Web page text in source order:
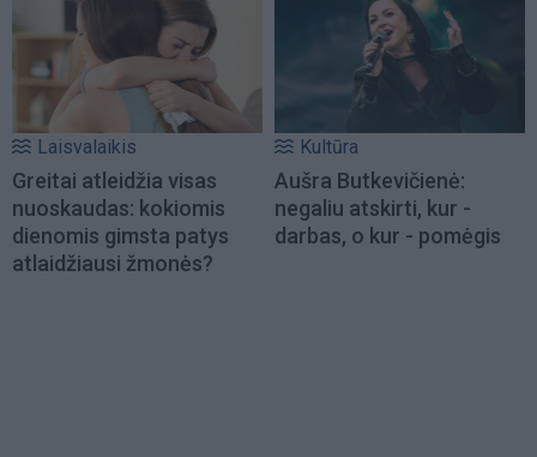
Laisvalaikis
Greitai atleidžia visas
nuoskaudas: kokiomis
dienomis gimsta patys
atlaidžiausi žmonės?
Kultūra
Aušra Butkevičienė:
negaliu atskirti, kur -
darbas, o kur - pomėgis